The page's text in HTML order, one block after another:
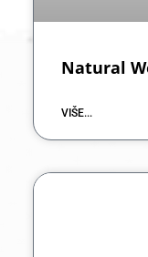
Natural
VIŠE...